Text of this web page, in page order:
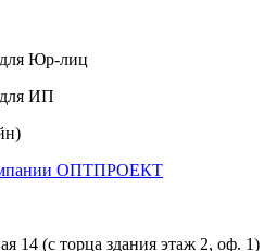
для Юр-лиц
для ИП
ОПТПРОЕКТ
14 (с торца здания этаж 2, оф. 1)